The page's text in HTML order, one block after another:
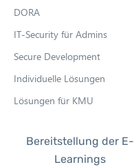
a
b
DORA
IT-Security für Admins
Secure Development
Individuelle Lösungen
Lösungen für KMU
Bereitstellung der E-
Learnings